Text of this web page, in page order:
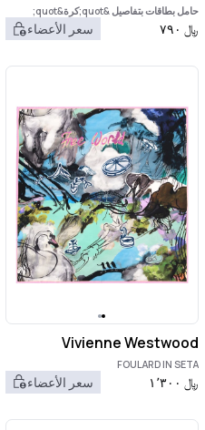
حامل بطاقات بتفاصيل &quot;كرة&quot;
﷼ ٧٩٠ سعر الأعضاء
Vivienne Westwood
FOULARD IN SETA
﷼ ١٬٣٠٠ سعر الأعضاء